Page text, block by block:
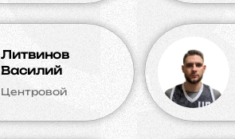
Литвинов
Василий
Центровой